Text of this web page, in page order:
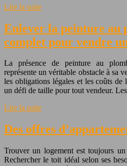
Lire la suite
Enlever la peinture au
complet pour vendre
La présence de peinture au
représente un véritable obstacle à sa
les obligations légales et les coûts de
un défi de taille pour tout vendeur.
Lire la suite
Des offres
Trouver un logement est toujours
Rechercher le toit idéal selon ses